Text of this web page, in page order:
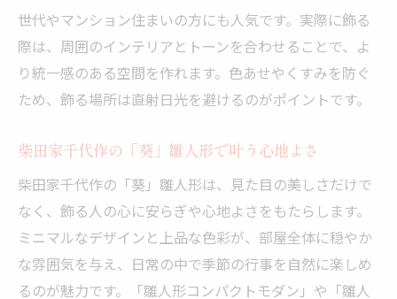
世代やマンション住まいの方にも人気です。実際に飾る
際は、周囲のインテリアとトーンを合わせることで、よ
り統一感のある空間を作れます。色あせやくすみを防ぐ
ため、飾る場所は直射日光を避けるのがポイントです。
柴田家千代作の「葵」雛人形で叶う心地よさ
柴田家千代作の「葵」雛人形は、見た目の美しさだけで
なく、飾る人の心に安らぎや心地よさをもたらします。
ミニマルなデザインと上品な色彩が、部屋全体に穏やか
な雰囲気を与え、日常の中で季節の行事を自然に楽しめ
るのが魅力です。「雛人形コンパクトモダン」や「雛人